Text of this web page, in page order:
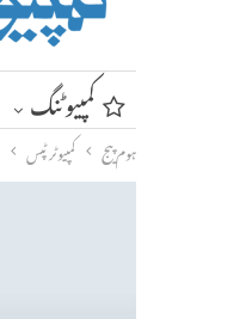
کمپیوٹنگ
ہوم پیج کمپیوٹر ٹپس